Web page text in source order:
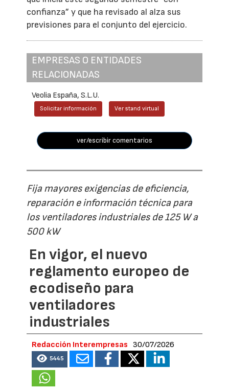
confianza” y que ha revisado al alza sus
previsiones para el conjunto del ejercicio.
EMPRESAS O ENTIDADES
RELACIONADAS
Veolia España, S.L.U.
Solicitar información Ver stand virtual
ver/escribir comentarios
Fija mayores exigencias de eficiencia,
reparación e información técnica para
los ventiladores industriales de 125 W a
500 kW
En vigor, el nuevo
reglamento europeo de
ecodiseño para
ventiladores
industriales
Redacción Interempresas 30/07/2026
5445